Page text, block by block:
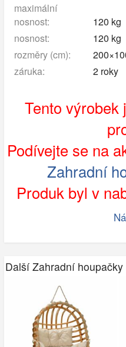
maximální
nosnost:
120 kg
nosnost:
120 kg
rozměry (cm):
záruka:
2 roky
Tento výrobek
Podívejte se na
Zahradní
Produk byl v
Další Zahradní